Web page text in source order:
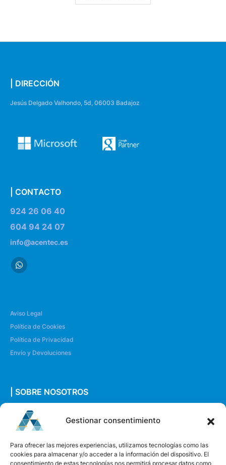
Gestionar consentimiento
Para ofrecer las mejores experiencias, utilizamos tecnologías como las
cookies para almacenar y/o acceder a la información del dispositivo. El
consentimiento de estas tecnologías nos permitirá procesar datos como
| DIRECCIÓN
Jesús Delgado Valhondo, 5d, 06003 Badajoz
| CONTACTO
924 26 06 40
604 94 24 07
info@acentec.es
Aviso Legal
Política de Cookies
Política de Privacidad
Envío y Devoluciones
| SOBRE NOSOTROS
Quiénes somos
Envíanos un mensaje